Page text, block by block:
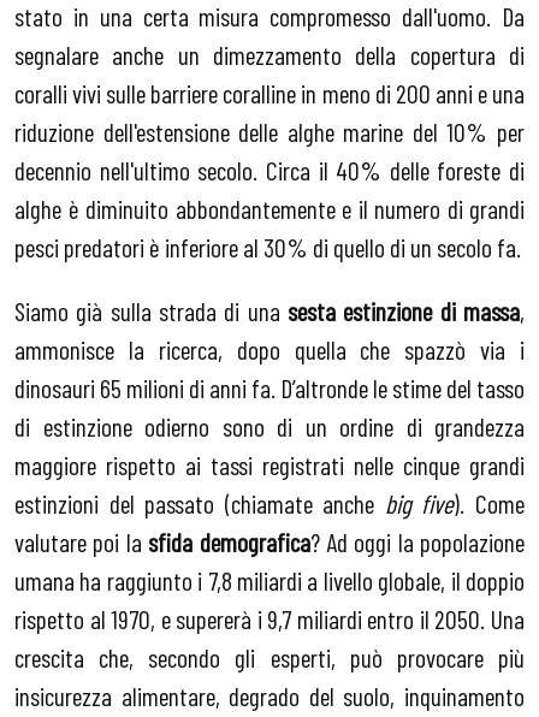
stato in una certa misura compromesso dall'uomo. Da
segnalare anche un dimezzamento della copertura di
coralli vivi sulle barriere coralline in meno di 200 anni e una
riduzione dell'estensione delle alghe marine del 10% per
decennio nell'ultimo secolo. Circa il 40% delle foreste di
alghe è diminuito abbondantemente e il numero di grandi
pesci predatori è inferiore al 30% di quello di un secolo fa.
Siamo già sulla strada di una sesta estinzione di massa,
ammonisce la ricerca, dopo quella che spazzò via i
dinosauri 65 milioni di anni fa. D’altronde le stime del tasso
di estinzione odierno sono di un ordine di grandezza
maggiore rispetto ai tassi registrati nelle cinque grandi
estinzioni del passato (chiamate anche big five). Come
valutare poi la sfida demografica? Ad oggi la popolazione
umana ha raggiunto i 7,8 miliardi a livello globale, il doppio
rispetto al 1970, e supererà i 9,7 miliardi entro il 2050. Una
crescita che, secondo gli esperti, può provocare più
insicurezza alimentare, degrado del suolo, inquinamento